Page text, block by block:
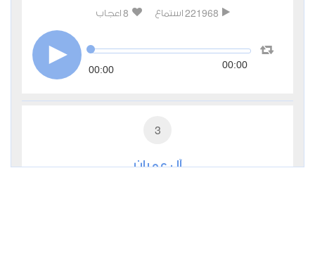
221968 استماع 8 اعجاب
00:00 00:00
3
آل عمران